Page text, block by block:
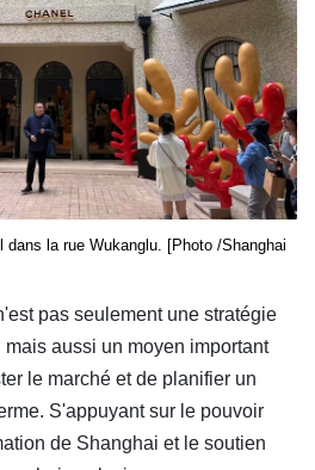
dans la rue Wukanglu. [Photo /Shanghai
pas seulement une stratégie
mais aussi un moyen important
le marché et de planifier un
S'appuyant sur le pouvoir
de Shanghai et le soutien